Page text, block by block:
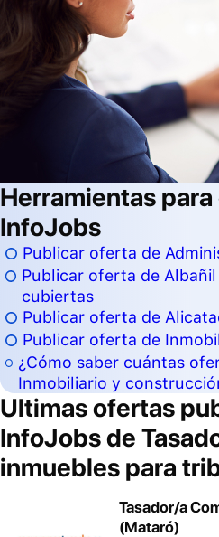
Herramientas
InfoJobs
Publicar oferta de
Publicar oferta de
cubiertas
Publicar oferta de
Publicar oferta de
¿Cómo saber cuántas
Inmobiliario y
Ultimas ofertas
InfoJobs de
inmuebles para
Tasador/a
(Mataró)